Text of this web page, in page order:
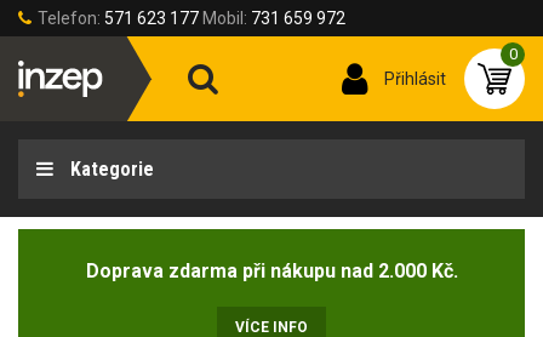
Telefon: 571 623 177 Mobil: 731 659 972
Přihlásit
0
Kategorie
Doprava zdarma při nákupu nad 2.000 Kč.
VÍCE INFO